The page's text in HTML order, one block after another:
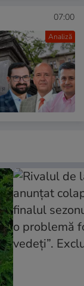
Analiză
07:00